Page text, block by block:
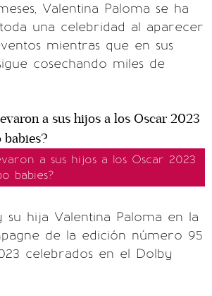
Valentina Paloma se ha
una celebridad al aparecer
mientras que en sus
cosechando miles de
a sus hijos a los Oscar 2023
babies?
su hija Valentina Paloma en la
de la edición número 95
celebrados en el Dolby